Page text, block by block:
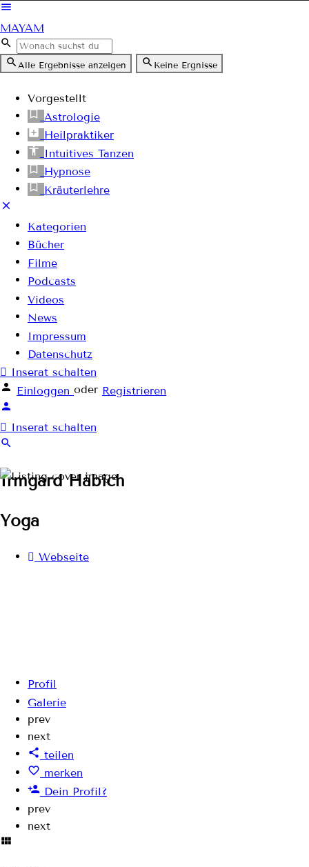
MAYAM
Alle Ergebnisse anzeigen Keine Ergnisse
Vorgestellt
Astrologie
Heilpraktiker
Intuitives Tanzen
Hypnose
Kräuterlehre
Kategorien
Bücher
Filme
Podcasts
Videos
News
Impressum
Datenschutz
Inserat schalten
Einloggen oder Registrieren
Inserat schalten
Irmgard Häbich
Yoga
Webseite
Profil
Galerie
prev
next
teilen
merken
Dein Profil?
prev
next